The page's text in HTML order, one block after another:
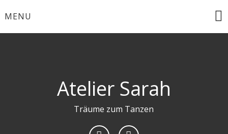
toMENU
Atelier Sarah
Träume zum Tanzen